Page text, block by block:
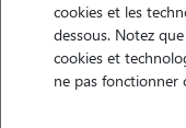
Garde
chez le Pet Sitter
cookies et les
dessous. Notez
cookies et
ne pas fonctionner